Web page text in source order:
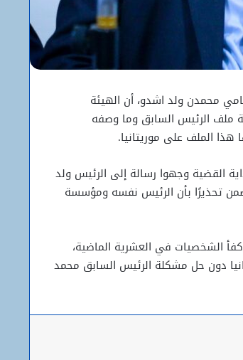
محمدن ولد اشدو، أن الهيئة
ملف الرئيس السابق وما وصفه
الملف على موريتانيا.
القضية وجهوا رسالة إلى الرئيس ولد
تحذيرًا بأن الرئيس نفسه ومؤسسة
الشخصيات في العشرية الماضية،
دون حل مشكلة الرئيس السابق محمد